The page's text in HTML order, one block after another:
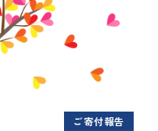
ご寄付報告